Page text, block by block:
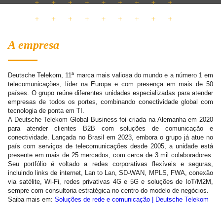
A empresa
Deutsche Telekom, 11ª marca mais valiosa do mundo e a número 1 em
telecomunicações, líder na Europa e com presença em mais de 50
países. O grupo reúne diferentes unidades especializadas para atender
empresas de todos os portes, combinando conectividade global com
tecnologia de ponta em TI.
A Deutsche Telekom Global Business foi criada na Alemanha em 2020
para atender clientes B2B com soluções de comunicação e
conectividade. Lançada no Brasil em 2023, embora o grupo já atue no
país com serviços de telecomunicações desde 2005, a unidade está
presente em mais de 25 mercados, com cerca de 3 mil colaboradores.
Seu portfólio é voltado a redes corporativas flexíveis e seguras,
incluindo links de internet, Lan to Lan, SD-WAN, MPLS, FWA, conexão
via satélite, Wi-Fi, redes privativas 4G e 5G e soluções de IoT/M2M,
sempre com consultoria estratégica no centro do modelo de negócios.
Saiba mais em: Soluções de rede e comunicação | Deutsche Telekom